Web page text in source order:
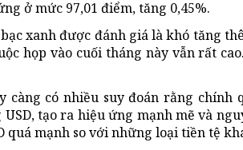
ở mức 97,01 điểm, tăng 0,45%.
xanh được đánh giá là khó tăng
họp vào cuối tháng này vẫn rất
càng có nhiều suy đoán rằng
tạo ra hiệu ứng mạnh mẽ và
quá mạnh so với những loại tiền tệ